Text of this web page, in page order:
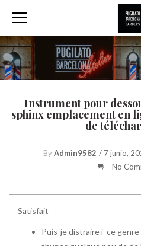
Instrument pour
sphinx emplacement en
de
By Admin9582 / 7 junio,
No
Satisfait
Puis-je distraire í ce genre